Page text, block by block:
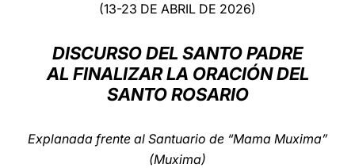
LATINE
(13-23 DE ABRIL DE 2026)
DISCURSO DEL SANTO PADRE
AL FINALIZAR LA ORACIÓN DEL
SANTO ROSARIO
Explanada frente al Santuario de “Mama Muxima”
(Muxima)